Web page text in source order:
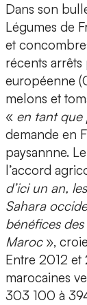
Dans son
Légumes de
et
récents
européenne
melons et
« en tant que
demande en
paysannne.
l’accord
d’ici un an,
Sahara
bénéfices
Maroc»,
Entre 2012 et
marocaines
303 100 à